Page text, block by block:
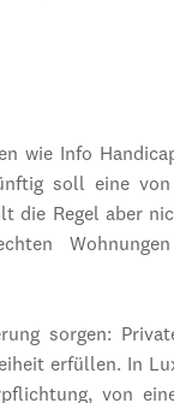
wie Info
soll eine
die Regel aber
sorgen:
erfüllen. In
von